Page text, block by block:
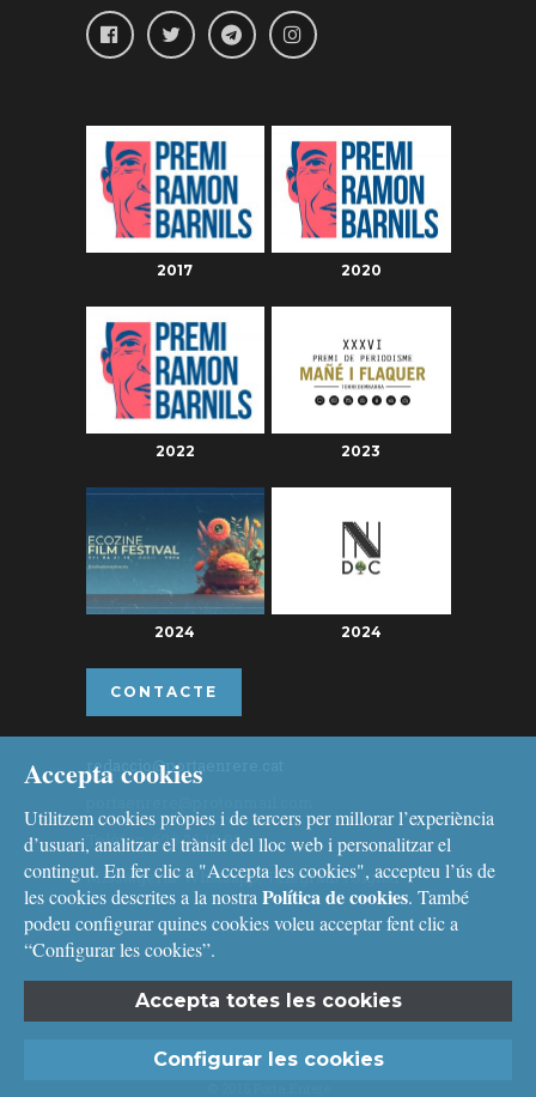
2017 2020
2022 2023
2024 2024
CONTACTE
redaccio@portaenrere.cat
Telèfon: 626 26 19 93
Missatgeria: Whatsapp, Telegram i Signal
Avís legaliPolítica de cookies
Accepta cookies
Utilitzem cookies pròpies i de tercers per millorar l’experiència
d’usuari, analitzar el trànsit del lloc web i personalitzar el
contingut. En fer clic a "Accepta les cookies", accepteu l’ús de
les cookies descrites a la nostra Política de cookies. També
podeu configurar quines cookies voleu acceptar fent clic a
“Configurar les cookies”.
Accepta totes les cookies
Configurar les cookies